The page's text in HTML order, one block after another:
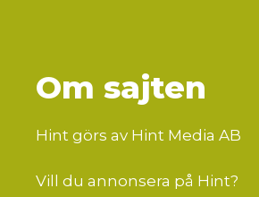
Om sajten
Hint görs av Hint Media AB
Vill du annonsera på Hint?